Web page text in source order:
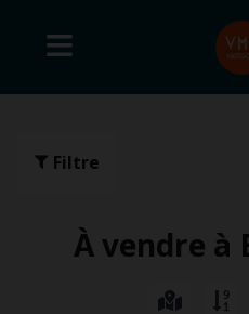
Filtre
À vendre à